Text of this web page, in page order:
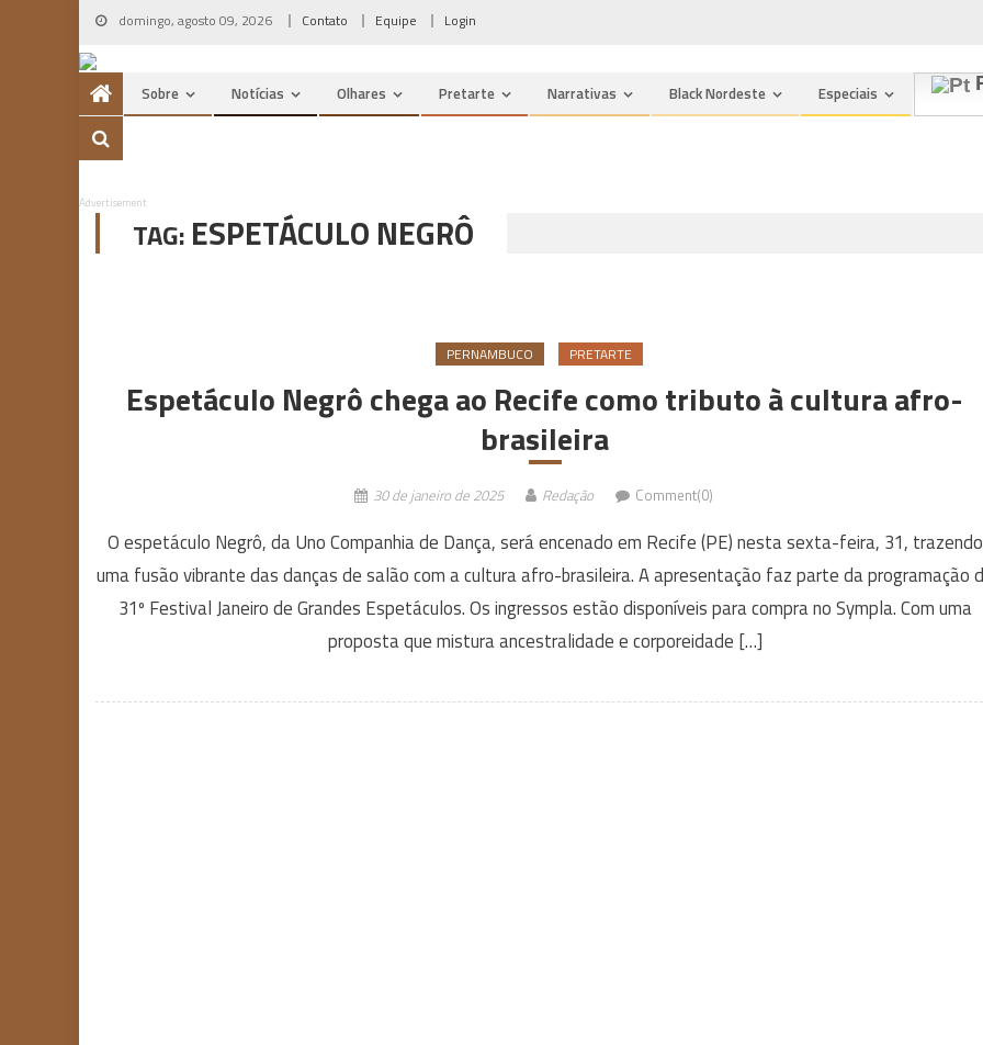
Skip
content
domingo, agosto 09, 2026 Contato Equipe Login
Sobre Notícias Olhares Pretarte Narrativas Black Nordeste Especiais
Advertisement
TAG: ESPETÁCULO NEGRÔ
PERNAMBUCO PRETARTE
Espetáculo Negrô chega ao Recife como tributo à cultura afro-
brasileira
30 de janeiro de 2025 Redação Comment(0)
O espetáculo Negrô, da Uno Companhia de Dança, será encenado em Recife (PE) nesta sexta-feira, 31, trazendo
uma fusão vibrante das danças de salão com a cultura afro-brasileira. A apresentação faz parte da programação
31º Festival Janeiro de Grandes Espetáculos. Os ingressos estão disponíveis para compra no Sympla. Com uma
proposta que mistura ancestralidade e corporeidade […]